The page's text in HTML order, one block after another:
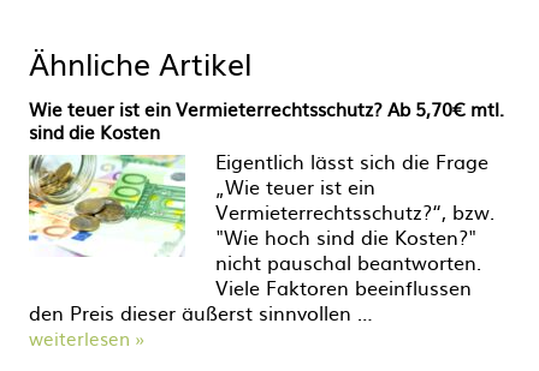
Ähnliche Artikel
Wie teuer ist ein Vermieterrechtsschutz? Ab 5,70€ mtl.
sind die Kosten
Eigentlich lässt sich die Frage
„Wie teuer ist ein
Vermieterrechtsschutz?“, bzw.
"Wie hoch sind die Kosten?"
nicht pauschal beantworten.
Viele Faktoren beeinflussen
den Preis dieser äußerst sinnvollen …
weiterlesen »